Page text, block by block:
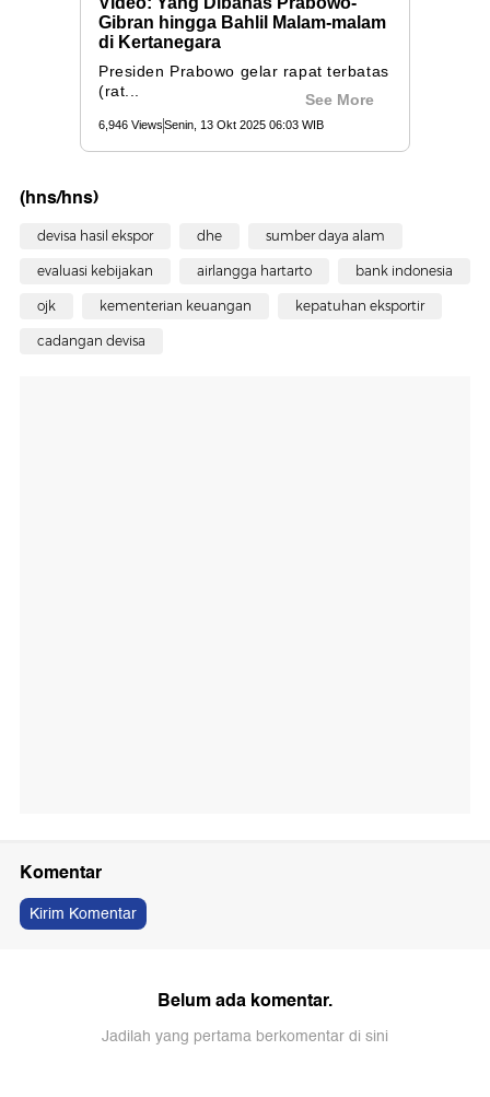
(hns/hns)
devisa hasil ekspor dhe sumber daya alam
evaluasi kebijakan airlangga hartarto bank indonesia
ojk kementerian keuangan kepatuhan eksportir
cadangan devisa
Komentar
Kirim Komentar
Belum ada komentar.
Jadilah yang pertama berkomentar di sini